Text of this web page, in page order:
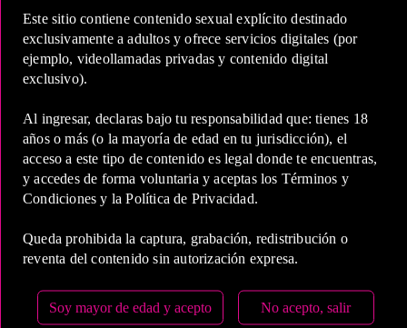
Este sitio contiene contenido sexual explícito destinado
exclusivamente a adultos y ofrece servicios digitales (por
ejemplo, videollamadas privadas y contenido digital
exclusivo).
Al ingresar, declaras bajo tu responsabilidad que: tienes 18
años o más (o la mayoría de edad en tu jurisdicción), el
acceso a este tipo de contenido es legal donde te encuentras,
y accedes de forma voluntaria y aceptas los Términos y
Condiciones y la Política de Privacidad.
Queda prohibida la captura, grabación, redistribución o
reventa del contenido sin autorización expresa.
Soy mayor de edad y acepto No acepto, salir
5 Horas
COP 1,000,000.00
Medio de Pago: